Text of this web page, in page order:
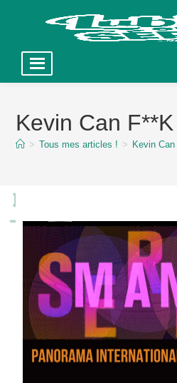
contentKevin Can
> Tous mes articles ! > Kevin